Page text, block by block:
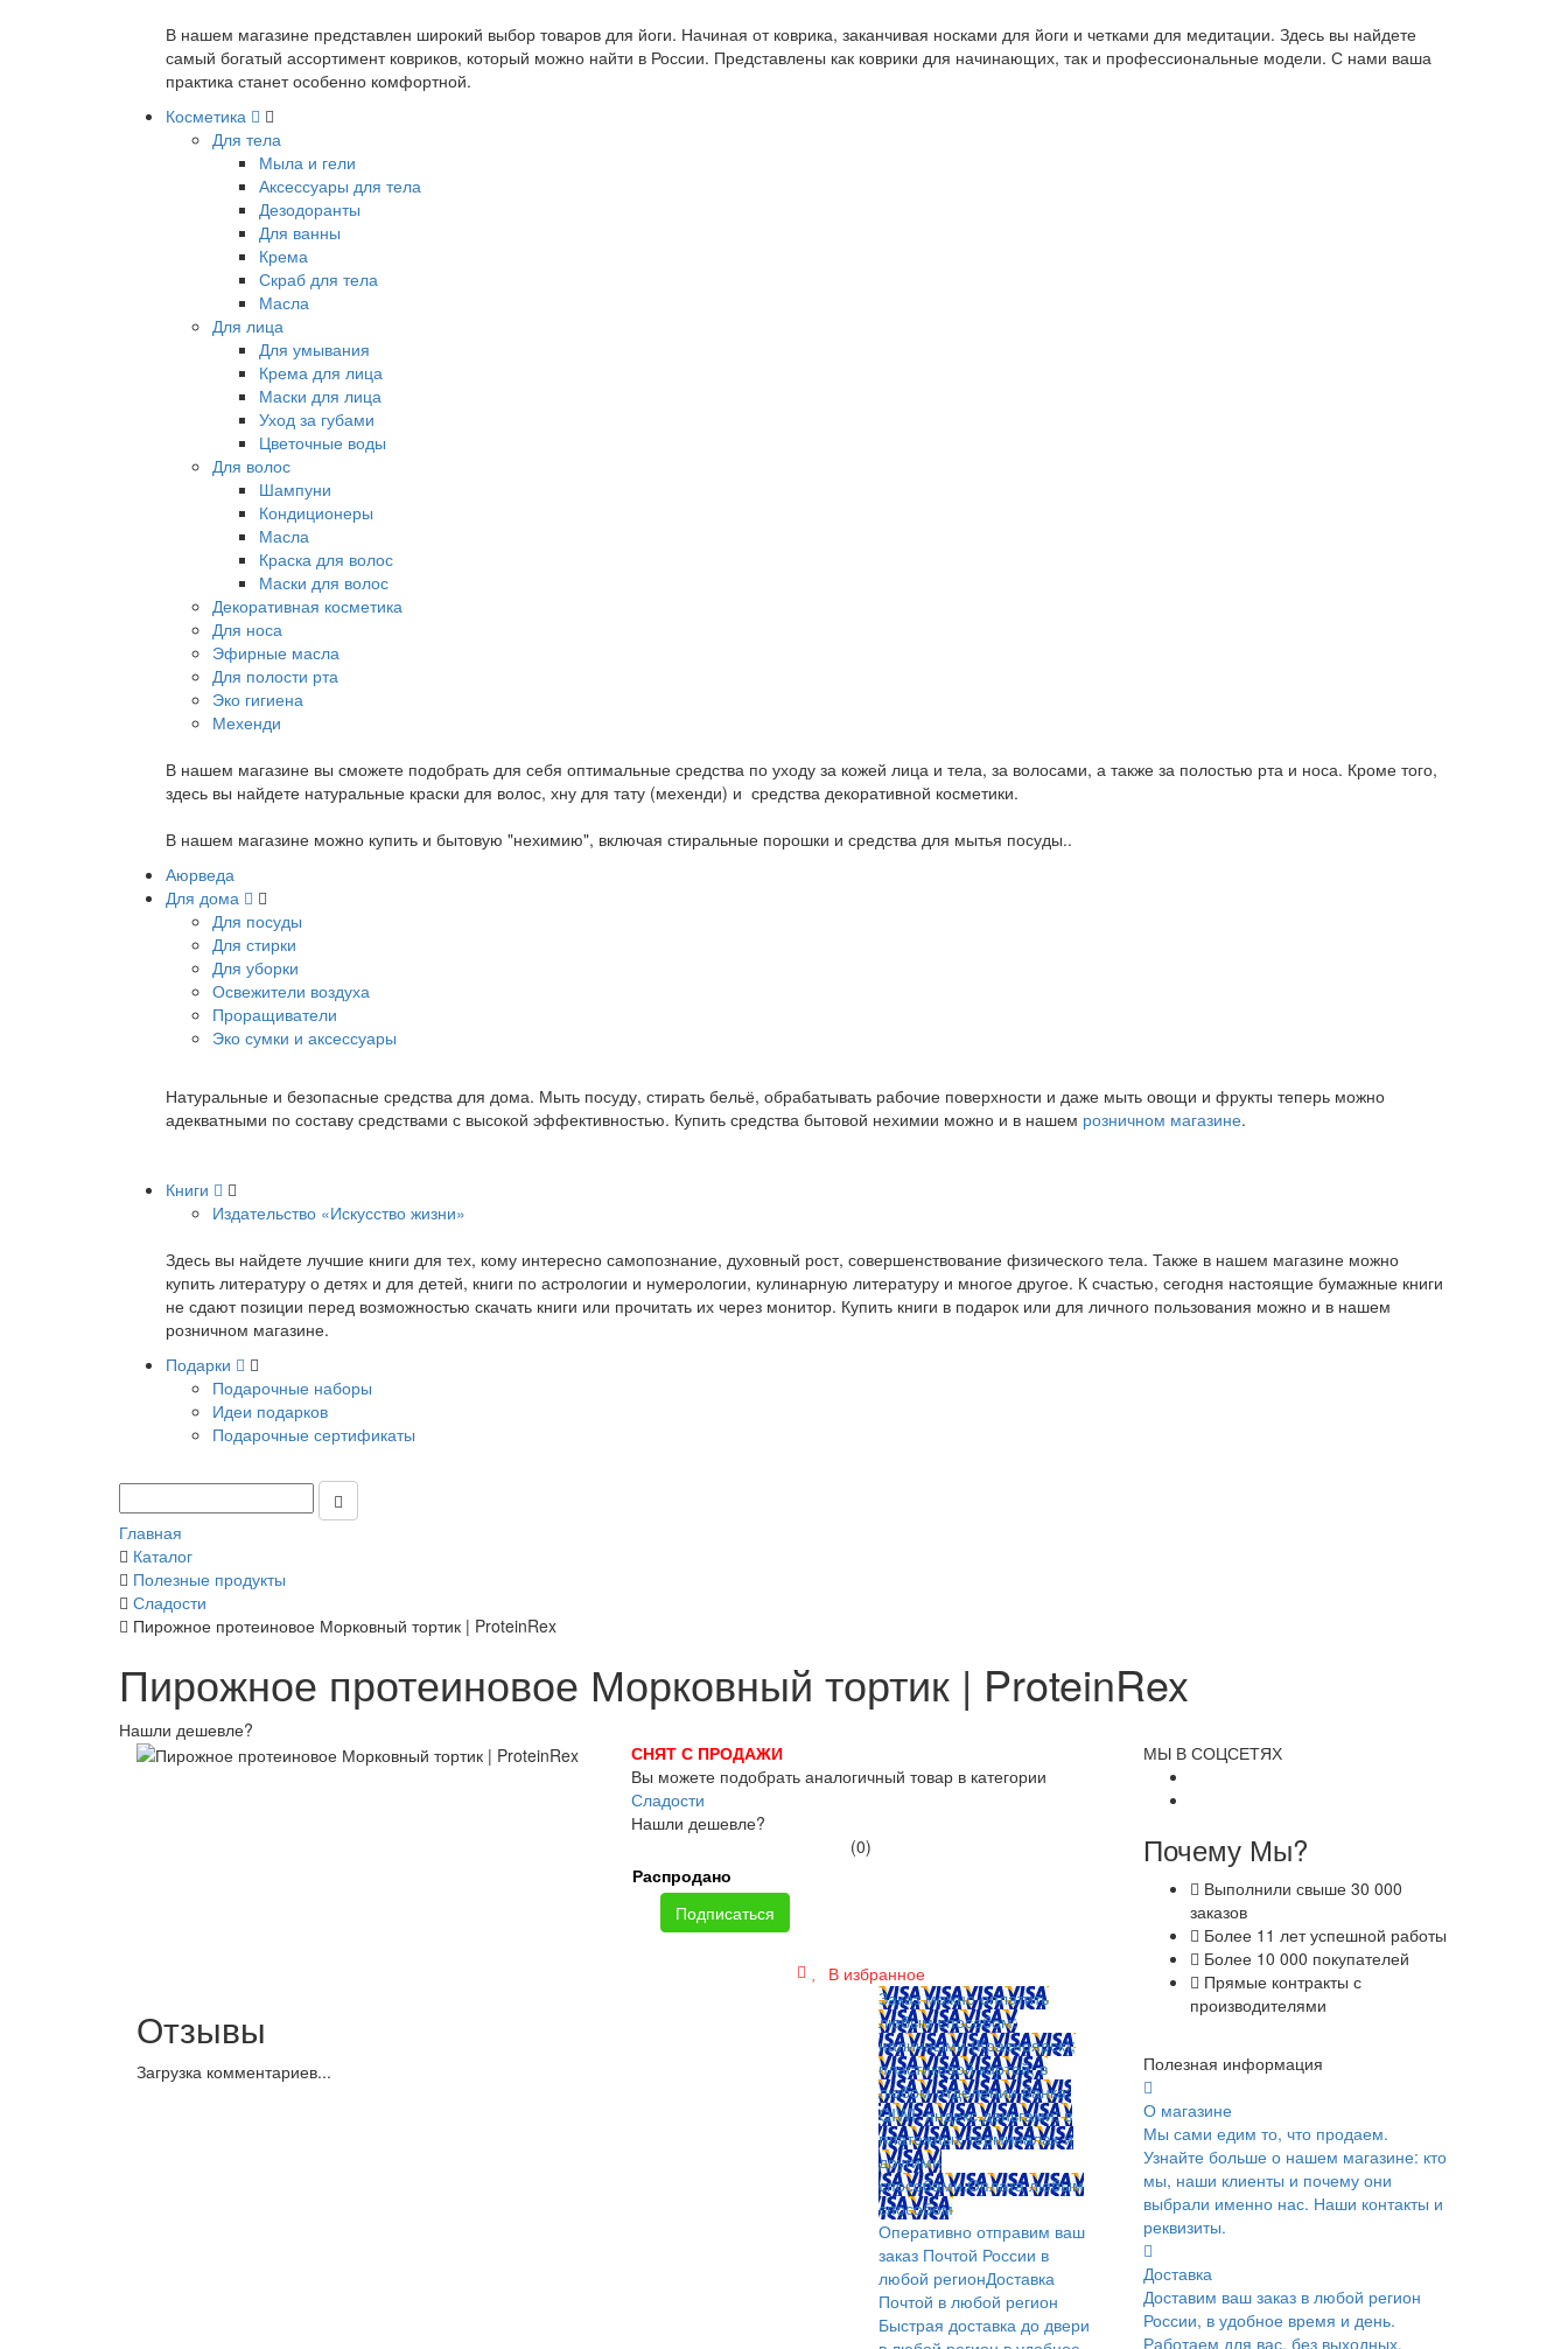
В нашем магазине представлен широкий выбор товаров для йоги. Начиная от коврика, заканчивая носками для йоги и четками для медитации. Здесь вы найдете
самый богатый ассортимент ковриков, который можно найти в России. Представлены как коврики для начинающих, так и профессиональные модели. С нами ваша
практика станет особенно комфортной.
Косметика
Для тела
Мыла и гели
Аксессуары для тела
Дезодоранты
Для ванны
Крема
Скраб для тела
Масла
Для лица
Для умывания
Крема для лица
Маски для лица
Уход за губами
Цветочные воды
Для волос
Шампуни
Кондиционеры
Масла
Краска для волос
Маски для волос
Декоративная косметика
Для носа
Эфирные масла
Для полости рта
Эко гигиена
Мехенди
В нашем магазине вы сможете подобрать для себя оптимальные средства по уходу за кожей лица и тела, за волосами, а также за полостью рта и носа. Кроме того,
здесь вы найдете натуральные краски для волос, хну для тату (мехенди) и средства декоративной косметики.
В нашем магазине можно купить и бытовую "нехимию", включая стиральные порошки и средства для мытья посуды..
Аюрведа
Для дома
Для посуды
Для стирки
Для уборки
Освежители воздуха
Проращиватели
Эко сумки и аксессуары
Натуральные и безопасные средства для дома. Мыть посуду, стирать бельё, обрабатывать рабочие поверхности и даже мыть овощи и фрукты теперь можно
адекватными по составу средствами с высокой эффективностью. Купить средства бытовой нехимии можно и в нашем розничном магазине.
Книги
Издательство «Искусство жизни»
Здесь вы найдете лучшие книги для тех, кому интересно самопознание, духовный рост, совершенствование физического тела. Также в нашем магазине можно
купить литературу о детях и для детей, книги по астрологии и нумерологии, кулинарную литературу и многое другое. К счастью, сегодня настоящие бумажные книги
не сдают позиции перед возможностью скачать книги или прочитать их через монитор. Купить книги в подарок или для личного пользования можно и в нашем
розничном магазине.
Подарки
Подарочные наборы
Идеи подарков
Подарочные сертификаты
Главная
Каталог
Полезные продукты
Сладости
Пирожное протеиновое Морковный тортик | ProteinRex
Пирожное протеиновое Морковный тортик | ProteinRex
Нашли дешевле?
СНЯТ С ПРОДАЖИ
Вы можете подобрать аналогичный товар в категории
Сладости
Нашли дешевле?
(0)
Распродано
Подписаться
В избранное
Отзывы
Загрузка комментариев...
Заказ можно оплатить
любым способом:
наличными (Красноярск);
пластиковой картой; в
любом отделении банка;
QIWI, яндекс.деньгами; в
платежных терминалах и
другими
способами.Оплата любым
способом
Оперативно отправим ваш
заказ Почтой России в
любой регионДоставка
Почтой в любой регион
Быстрая доставка до двери
МЫ В СОЦСЕТЯХ
Почему Мы?
Выполнили свыше 30 000
заказов
Более 11 лет успешной работы
Более 10 000 покупателей
Прямые контракты с
производителями
Полезная информация
О магазине
Мы сами едим то, что продаем.
Узнайте больше о нашем магазине: кто
мы, наши клиенты и почему они
выбрали именно нас. Наши контакты и
реквизиты.
Доставка
Доставим ваш заказ в любой регион
России, в удобное время и день.
Работаем для вас, без выходных.